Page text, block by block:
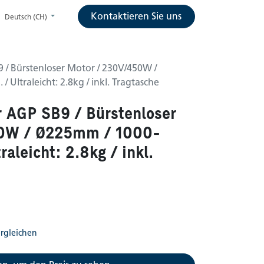
Deutsch (CH) Kontaktieren Sie uns
/ Bürstenloser Motor / 230V/450W /
/ Ultraleicht: 2.8kg / inkl. Tragtasche
SB9 / Bürstenloser
/ Ø225mm / 1000-
2.8kg / inkl.